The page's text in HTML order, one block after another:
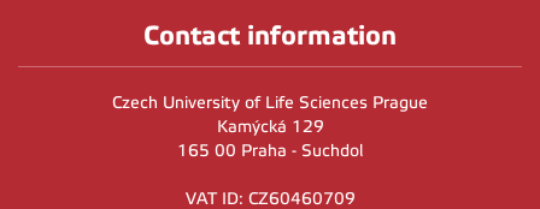
Contact information
Czech University of Life Sciences Prague
Kamýcká 129
165 00 Praha - Suchdol
VAT ID: CZ60460709